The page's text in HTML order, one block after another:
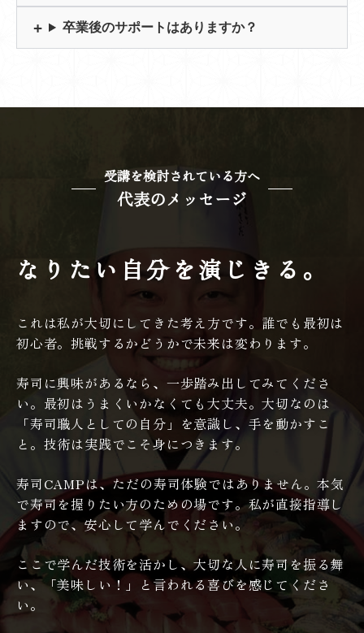
卒業後のサポートはありますか？
受講を検討されている方へ
代表のメッセージ
なりたい自分を演じきる。
これは私が大切にしてきた考え方です。誰でも最初は
初心者。挑戦するかどうかで未来は変わります。
寿司に興味があるなら、一歩踏み出してみてくださ
い。最初はうまくいかなくても大丈夫。大切なのは
「寿司職人としての自分」を意識し、手を動かすこ
と。技術は実践でこそ身につきます。
寿司CAMPは、ただの寿司体験ではありません。本気
で寿司を握りたい方のための場です。私が直接指導し
ますので、安心して学んでください。
ここで学んだ技術を活かし、大切な人に寿司を振る舞
い、「美味しい！」と言われる喜びを感じてくださ
い。